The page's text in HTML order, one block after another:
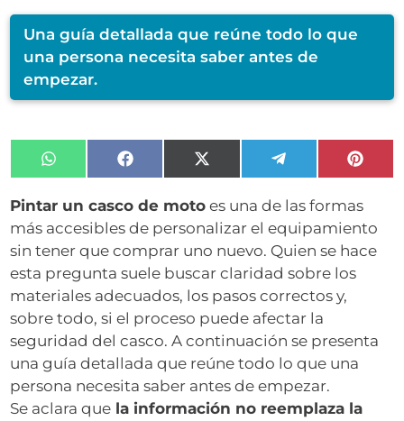
Una guía detallada que reúne todo lo que
una persona necesita saber antes de
empezar.
Compartir
en
Compartir
en
Facebook
Compartir
en
(Twitter)
Compartir
en
Telegram
en
Pintar un casco de moto es una de las formas
más accesibles de personalizar el equipamiento
sin tener que comprar uno nuevo. Quien se hace
esta pregunta suele buscar claridad sobre los
materiales adecuados, los pasos correctos y,
sobre todo, si el proceso puede afectar la
seguridad del casco. A continuación se presenta
una guía detallada que reúne todo lo que una
persona necesita saber antes de empezar.
Se aclara que la información no reemplaza la